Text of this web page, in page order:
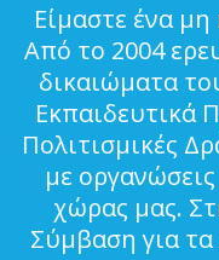
Είμαστε ένα
Από το 2004
δικαιώματα
Εκπαιδευτικά
Πολιτισμικές
με
χώρας μας.
Σύμβαση για